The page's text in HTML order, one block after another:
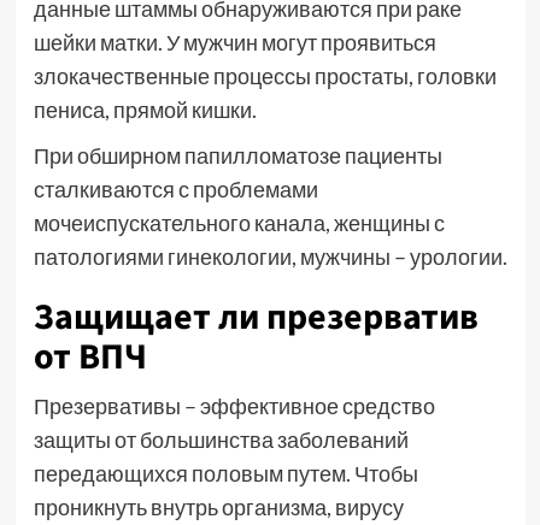
данные штаммы обнаруживаются при раке
шейки матки. У мужчин могут проявиться
злокачественные процессы простаты, головки
пениса, прямой кишки.
При обширном папилломатозе пациенты
сталкиваются с проблемами
мочеиспускательного канала, женщины с
патологиями гинекологии, мужчины – урологии.
Защищает ли презерватив
от ВПЧ
Презервативы – эффективное средство
защиты от большинства заболеваний
передающихся половым путем. Чтобы
проникнуть внутрь организма, вирусу